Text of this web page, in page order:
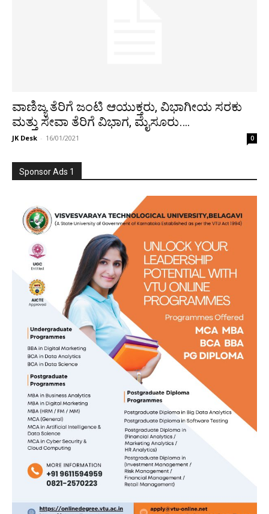
ವಾಣಿಜ್ಯ ತೆರಿಗೆ ಜಂಟಿ ಆಯುಕ್ತರು, ವಿಭಾಗೀಯ ಸರಕು
ಮತ್ತು ಸೇವಾ ತೆರಿಗೆ ವಿಭಾಗ, ಮೈಸೂರು….
JK Desk - 16/01/2021 0
Sponsor Ads 1